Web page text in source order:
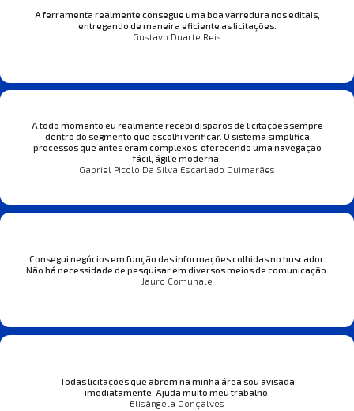
A ferramenta realmente consegue uma boa varredura nos editais,
entregando de maneira eficiente as licitações.
Gustavo Duarte Reis
A todo momento eu realmente recebi disparos de licitações sempre
dentro do segmento que escolhi verificar. O sistema simplifica
processos que antes eram complexos, oferecendo uma navegação
fácil, ágil e moderna.
Gabriel Picolo Da Silva Escarlado Guimarães
Consegui negócios em função das informações colhidas no buscador.
Não há necessidade de pesquisar em diversos meios de comunicação.
Jauro Comunale
Todas licitações que abrem na minha área sou avisada
imediatamente. Ajuda muito meu trabalho.
Elisângela Gonçalves